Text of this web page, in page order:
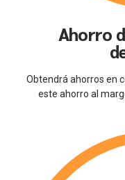
Ahorro
Obtendrá ahorros en
este ahorro al